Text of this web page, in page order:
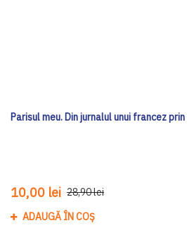
Parisul meu. Din jurnalul unui francez
10,00 lei 28,90 lei
ADAUGĂ ÎN COȘ